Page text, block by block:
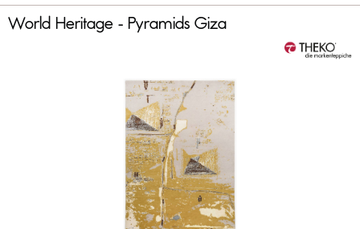
World Heritage - Pyramids Giza